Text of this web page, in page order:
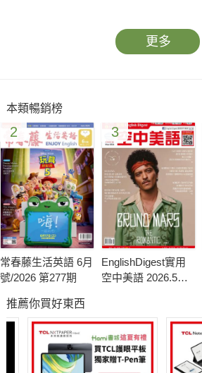
更多
本類暢銷榜
2
常春藤生活英語 6月
號/2026 第277期
3
EnglishDigest實用
空中美語 2026.5月
推薦你買好東西